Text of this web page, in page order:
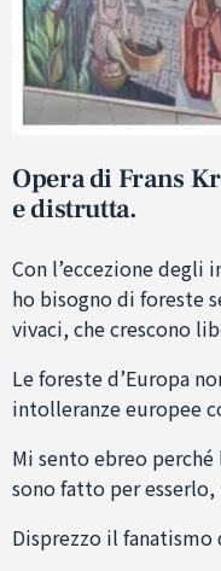
Opera di Frans
e distrutta.
Con l’eccezione degli
ho bisogno di foreste
vivaci, che crescono
Le foreste d’Europa
intolleranze europee
Mi sento ebreo
sono fatto per
Disprezzo il